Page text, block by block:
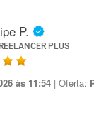
P.
PLUS
às 11:54 | Oferta: